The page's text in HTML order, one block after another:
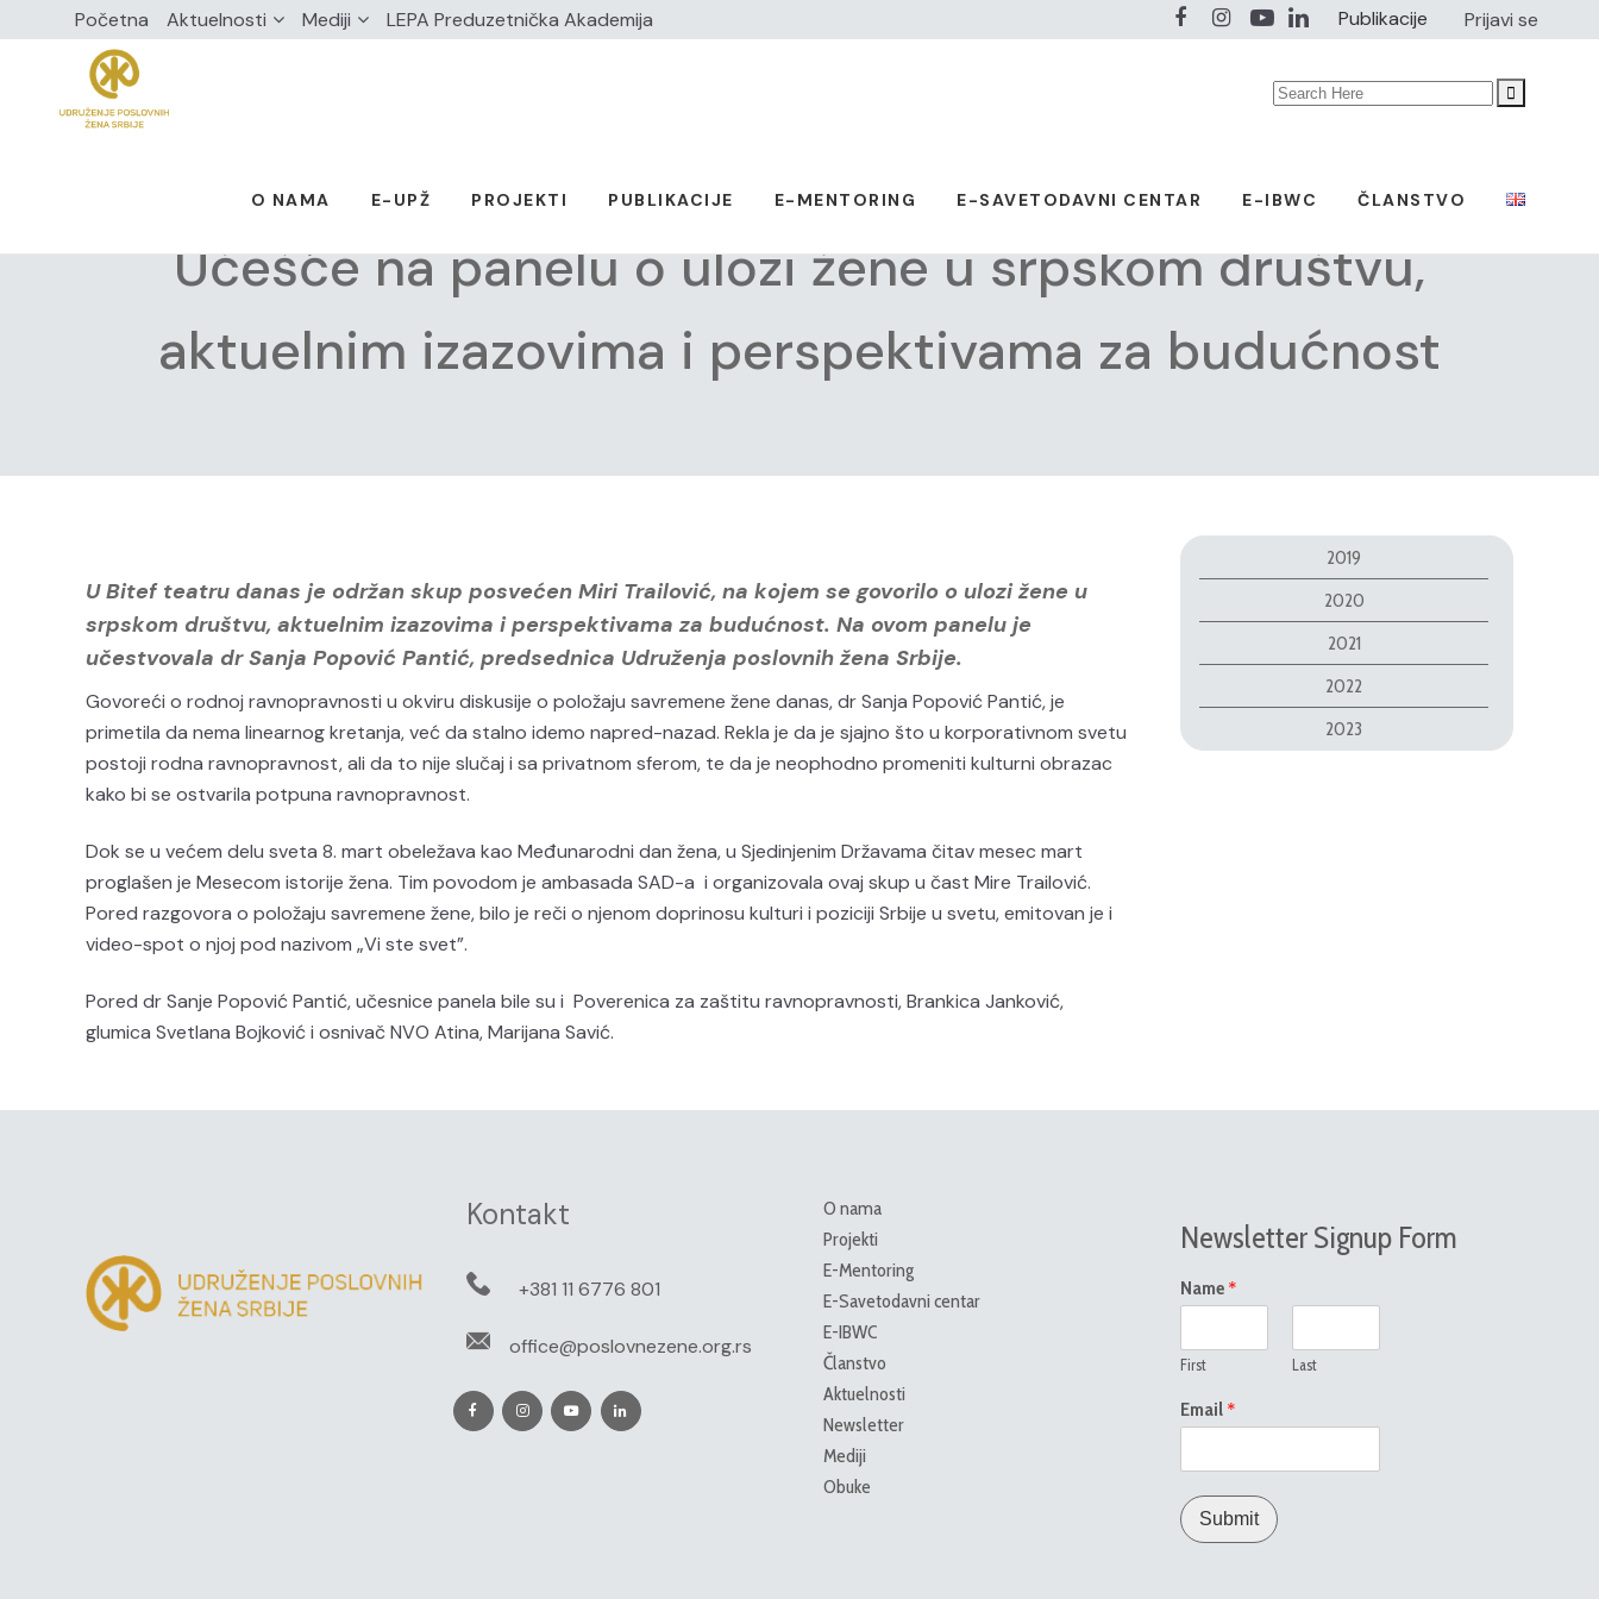
Početna Aktuelnosti Mediji LEPA Preduzetnička Akademija Publikacije Prijavi se
Search
O NAMA E-UPŽ PROJEKTI PUBLIKACIJE E-MENTORING E-SAVETODAVNI CENTAR E-IBWC ČLANSTVO
Učešće na panelu o ulozi žene u srpskom društvu,
aktuelnim izazovima i perspektivama za budućnost
U Bitef teatru danas je održan skup posvećen Miri Trailović, na kojem se govorilo o ulozi žene u
srpskom društvu, aktuelnim izazovima i perspektivama za budućnost. Na ovom panelu je
učestvovala dr Sanja Popović Pantić, predsednica Udruženja poslovnih žena Srbije.
Govoreći o rodnoj ravnopravnosti u okviru diskusije o položaju savremene žene danas, dr Sanja Popović Pantić, je
primetila da nema linearnog kretanja, već da stalno idemo napred-nazad. Rekla je da je sjajno što u korporativnom svetu
postoji rodna ravnopravnost, ali da to nije slučaj i sa privatnom sferom, te da je neophodno promeniti kulturni obrazac
kako bi se ostvarila potpuna ravnopravnost.
Dok se u većem delu sveta 8. mart obeležava kao Međunarodni dan žena, u Sjedinjenim Državama čitav mesec mart
proglašen je Mesecom istorije žena. Tim povodom je ambasada SAD-a i organizovala ovaj skup u čast Mire Trailović.
Pored razgovora o položaju savremene žene, bilo je reči o njenom doprinosu kulturi i poziciji Srbije u svetu, emitovan je i
video-spot o njoj pod nazivom „Vi ste svet”.
Pored dr Sanje Popović Pantić, učesnice panela bile su i Poverenica za zaštitu ravnopravnosti, Brankica Janković,
glumica Svetlana Bojković i osnivač NVO Atina, Marijana Savić.
2019
2020
2021
2022
2023
Kontakt
+381 11 6776 801
office@poslovnezene.org.rs
O nama
Projekti
E-Mentoring
E-Savetodavni centar
E-IBWC
Članstvo
Aktuelnosti
Newsletter
Mediji
Obuke
Newsletter Signup Form
Name *
First Last
Email *
Submit